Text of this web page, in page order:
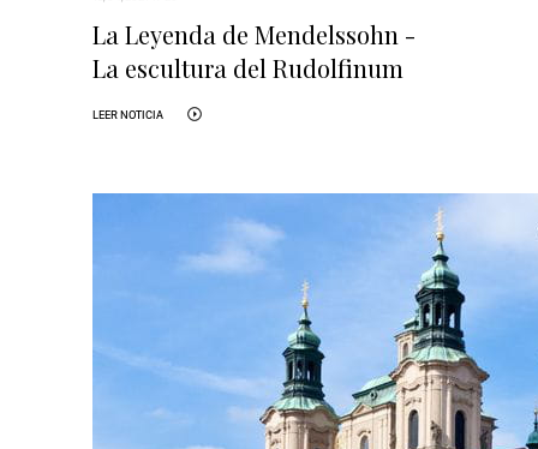
La Leyenda de Mendelssohn -
La escultura del Rudolfinum
LEER NOTICIA